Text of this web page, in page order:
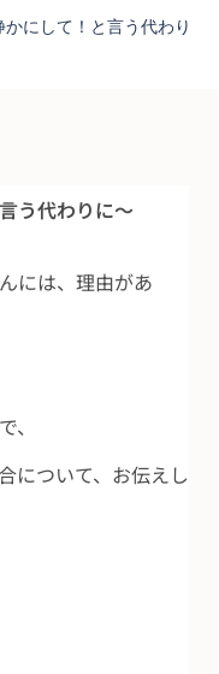
にして！と言う代わり
う代わりに～
には、理由があ
について、お伝えし